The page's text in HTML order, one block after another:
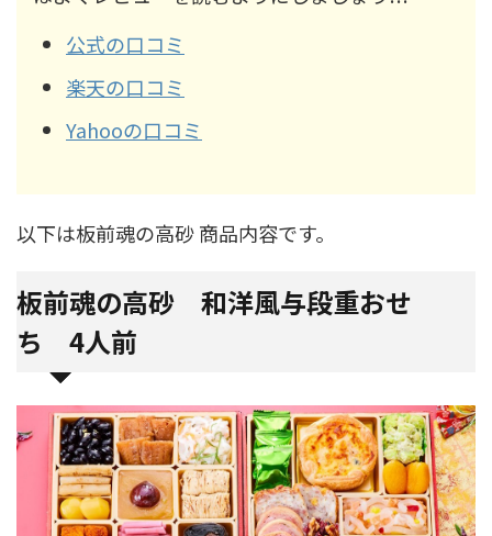
公式の口コミ
楽天の口コミ
Yahooの口コミ
以下は板前魂の高砂 商品内容です。
板前魂の高砂 和洋風与段重おせ
ち 4人前